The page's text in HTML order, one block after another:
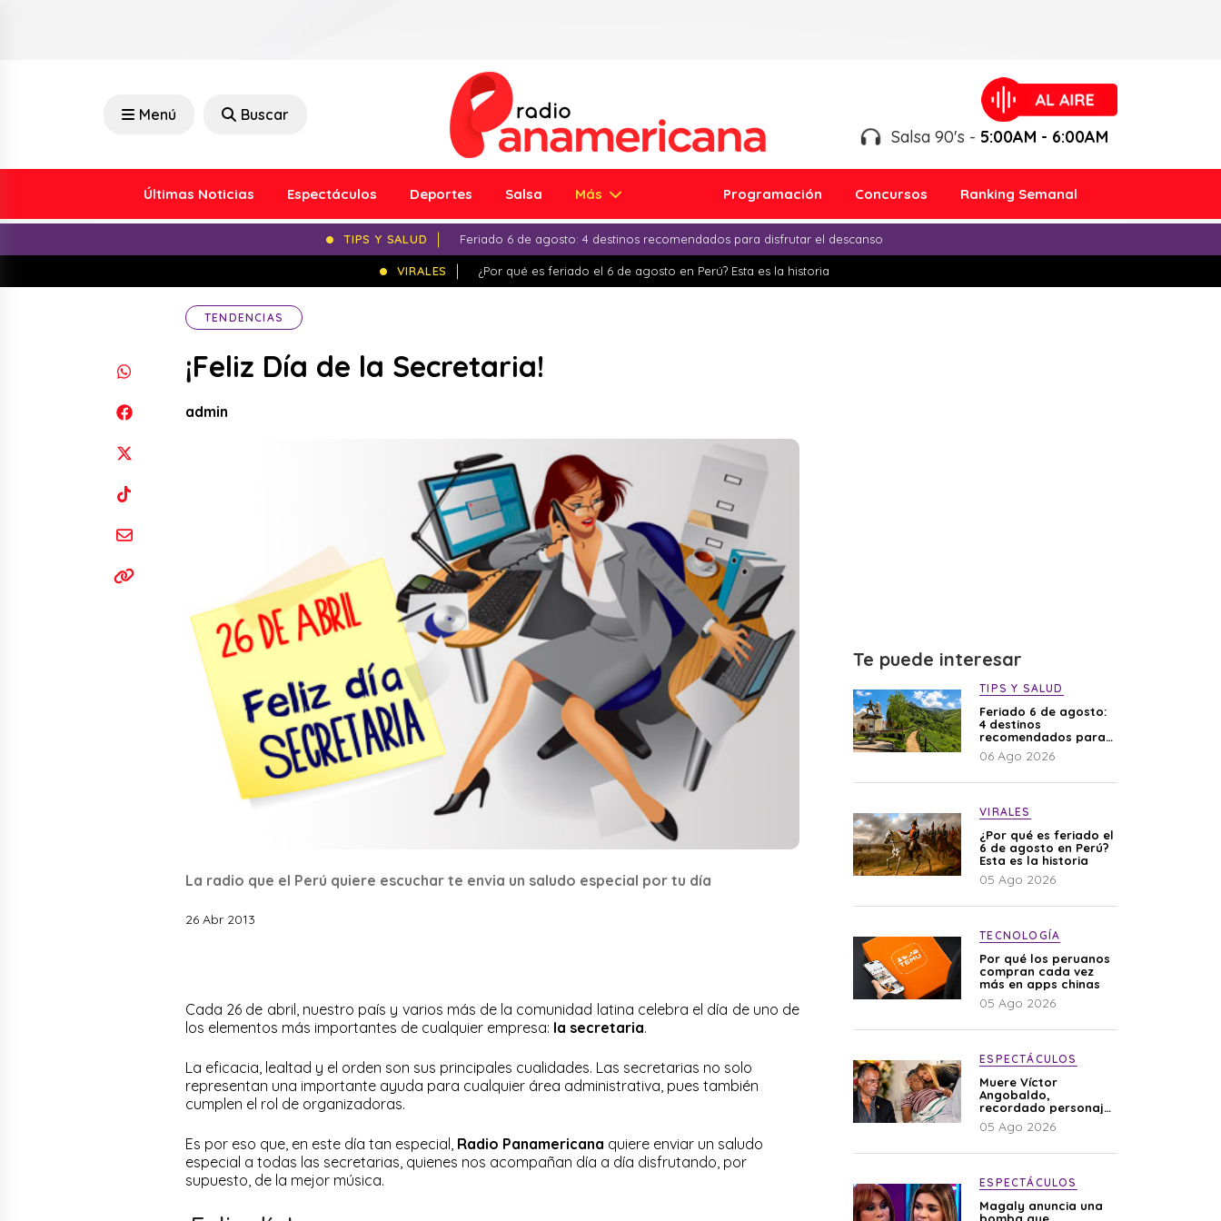
Menú Buscar
Salsa 90's - 5:00AM - 6:00AM
Últimas Noticias Espectáculos Deportes Salsa Más Programación Concursos Ranking Semanal
TIPS Y SALUD Feriado 6 de agosto: 4 destinos recomendados para disfrutar el descanso
VIRALES ¿Por qué es feriado el 6 de agosto en Perú? Esta es la historia
TENDENCIAS
¡Feliz Día de la Secretaria!
admin
La radio que el Perú quiere escuchar te envia un saludo especial por tu día
26 Abr 2013
Cada 26 de abril, nuestro país y varios más de la comunidad latina celebra el día de uno de
los elementos más importantes de cualquier empresa: la secretaria.
La eficacia, lealtad y el orden son sus principales cualidades. Las secretarias no solo
representan una importante ayuda para cualquier área administrativa, pues también
cumplen el rol de organizadoras.
Es por eso que, en este día tan especial, Radio Panamericana quiere enviar un saludo
especial a todas las secretarias, quienes nos acompañan día a día disfrutando, por
supuesto, de la mejor música.
Te puede interesar
TIPS Y SALUD
Feriado 6 de agosto:
4 destinos
recomendados para
disfrutar el descanso
06 Ago 2026
VIRALES
¿Por qué es feriado el
6 de agosto en Perú?
Esta es la historia
05 Ago 2026
TECNOLOGÍA
Por qué los peruanos
compran cada vez
más en apps chinas
05 Ago 2026
ESPECTÁCULOS
Muere Víctor
Angobaldo,
recordado personaje
de la farándula y
expareja de Shirley
05 Ago 2026
ESPECTÁCULOS
Magaly anuncia una